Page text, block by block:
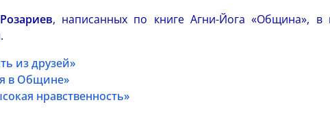
, написанных по книге Агни-Йога «Община», в
из друзей»
в Общине»
нравственность»